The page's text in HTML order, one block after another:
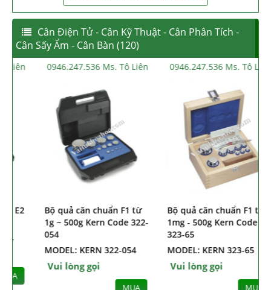
Cân Điện Tử - Cân Kỹ Thuật - Cân Phân Tích -
Cân Sấy Ẩm - Cân Bàn (120)
0946.247.536 Ms. Tô Liên
Bộ quả cân chuẩn cấp E1
Kern Code 308-42
MODEL: KERN 308-42
Vui lòng gọi
0946.247.536 Ms. Tô Liên
Bộ quả cân chuẩn cấp E2
Kern Code 313-054
MODEL: KERN 313-054
Vui lòng gọi